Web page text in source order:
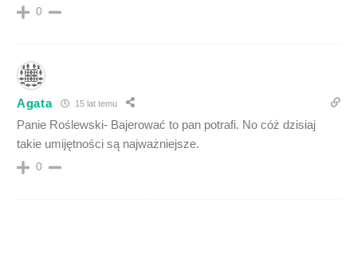
0
Agata 15 lat temu
Panie Roślewski- Bajerować to pan potrafi. No cóż dzisiaj
takie umijętności są najważniejsze.
0